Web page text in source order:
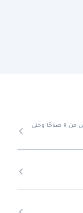
من الأحد إلى الخميس من 9 صباحًا وحتى